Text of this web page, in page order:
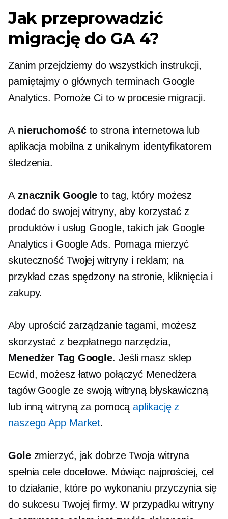
Jak przeprowadzić
migrację do GA 4?
Zanim przejdziemy do wszystkich instrukcji,
pamiętajmy o głównych terminach Google
Analytics. Pomoże Ci to w procesie migracji.
A nieruchomośćto strona internetowa lub
aplikacja mobilna z unikalnym identyfikatorem
śledzenia.
A znacznik Google to tag, który możesz
dodać do swojej witryny, aby korzystać z
produktów i usług Google, takich jak Google
Analytics i Google Ads. Pomaga mierzyć
skuteczność Twojej witryny i reklam; na
przykład czas spędzony na stronie, kliknięcia i
zakupy.
Aby uprościć zarządzanie tagami, możesz
skorzystać z bezpłatnego narzędzia,
Menedżer Tag Google. Jeśli masz sklep
Ecwid, możesz łatwo połączyć Menedżera
tagów Google ze swoją witryną błyskawiczną
lub inną witryną za pomocąaplikację z
naszego App Market.
Golezmierzyć, jak dobrze Twoja witryna
spełnia cele docelowe. Mówiąc najprościej, cel
to działanie, które po wykonaniu przyczynia się
do sukcesu Twojej firmy. W przypadku witryny